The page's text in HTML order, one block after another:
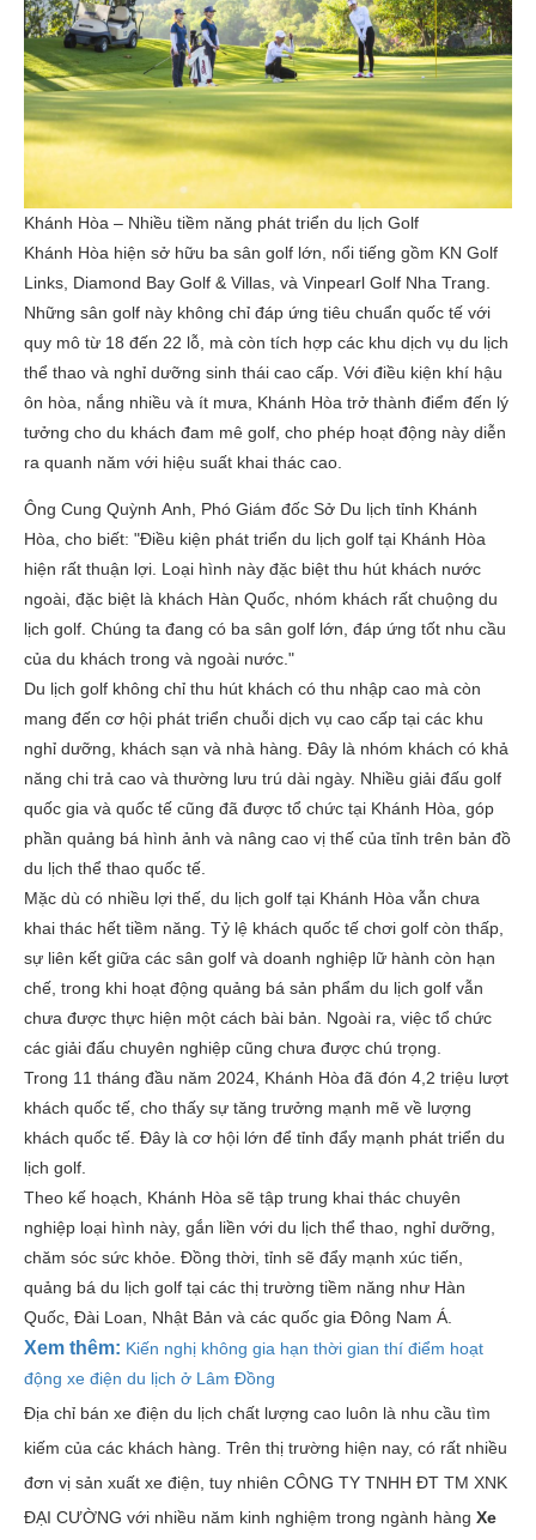
Khánh Hòa – Nhiều tiềm năng phát triển du lịch Golf
Khánh Hòa hiện sở hữu ba sân golf lớn, nổi tiếng gồm KN Golf
Links, Diamond Bay Golf & Villas, và Vinpearl Golf Nha Trang.
Những sân golf này không chỉ đáp ứng tiêu chuẩn quốc tế với
quy mô từ 18 đến 22 lỗ, mà còn tích hợp các khu dịch vụ du lịch
thể thao và nghỉ dưỡng sinh thái cao cấp. Với điều kiện khí hậu
ôn hòa, nắng nhiều và ít mưa, Khánh Hòa trở thành điểm đến lý
tưởng cho du khách đam mê golf, cho phép hoạt động này diễn
ra quanh năm với hiệu suất khai thác cao.
Ông Cung Quỳnh Anh, Phó Giám đốc Sở Du lịch tỉnh Khánh
Hòa, cho biết: "Điều kiện phát triển du lịch golf tại Khánh Hòa
hiện rất thuận lợi. Loại hình này đặc biệt thu hút khách nước
ngoài, đặc biệt là khách Hàn Quốc, nhóm khách rất chuộng du
lịch golf. Chúng ta đang có ba sân golf lớn, đáp ứng tốt nhu cầu
của du khách trong và ngoài nước."
Du lịch golf không chỉ thu hút khách có thu nhập cao mà còn
mang đến cơ hội phát triển chuỗi dịch vụ cao cấp tại các khu
nghỉ dưỡng, khách sạn và nhà hàng. Đây là nhóm khách có khả
năng chi trả cao và thường lưu trú dài ngày. Nhiều giải đấu golf
quốc gia và quốc tế cũng đã được tổ chức tại Khánh Hòa, góp
phần quảng bá hình ảnh và nâng cao vị thế của tỉnh trên bản đồ
du lịch thể thao quốc tế.
Mặc dù có nhiều lợi thế, du lịch golf tại Khánh Hòa vẫn chưa
khai thác hết tiềm năng. Tỷ lệ khách quốc tế chơi golf còn thấp,
sự liên kết giữa các sân golf và doanh nghiệp lữ hành còn hạn
chế, trong khi hoạt động quảng bá sản phẩm du lịch golf vẫn
chưa được thực hiện một cách bài bản. Ngoài ra, việc tổ chức
các giải đấu chuyên nghiệp cũng chưa được chú trọng.
Trong 11 tháng đầu năm 2024, Khánh Hòa đã đón 4,2 triệu lượt
khách quốc tế, cho thấy sự tăng trưởng mạnh mẽ về lượng
khách quốc tế. Đây là cơ hội lớn để tỉnh đẩy mạnh phát triển du
lịch golf.
Theo kế hoạch, Khánh Hòa sẽ tập trung khai thác chuyên
nghiệp loại hình này, gắn liền với du lịch thể thao, nghỉ dưỡng,
chăm sóc sức khỏe. Đồng thời, tỉnh sẽ đẩy mạnh xúc tiến,
quảng bá du lịch golf tại các thị trường tiềm năng như Hàn
Quốc, Đài Loan, Nhật Bản và các quốc gia Đông Nam Á.
Xem thêm: Kiến nghị không gia hạn thời gian thí điểm hoạt
động xe điện du lịch ở Lâm Đồng
Địa chỉ bán xe điện du lịch chất lượng cao luôn là nhu cầu tìm
kiếm của các khách hàng. Trên thị trường hiện nay, có rất nhiều
đơn vị sản xuất xe điện, tuy nhiên CÔNG TY TNHH ĐT TM XNK
ĐẠI CƯỜNG với nhiều năm kinh nghiệm trong ngành hàng Xe